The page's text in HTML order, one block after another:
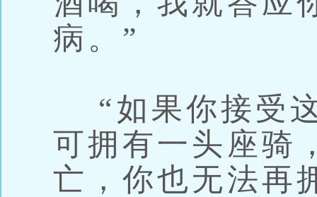
病。”
“如果你接受
可拥有一头座骑
亡，你也无法再